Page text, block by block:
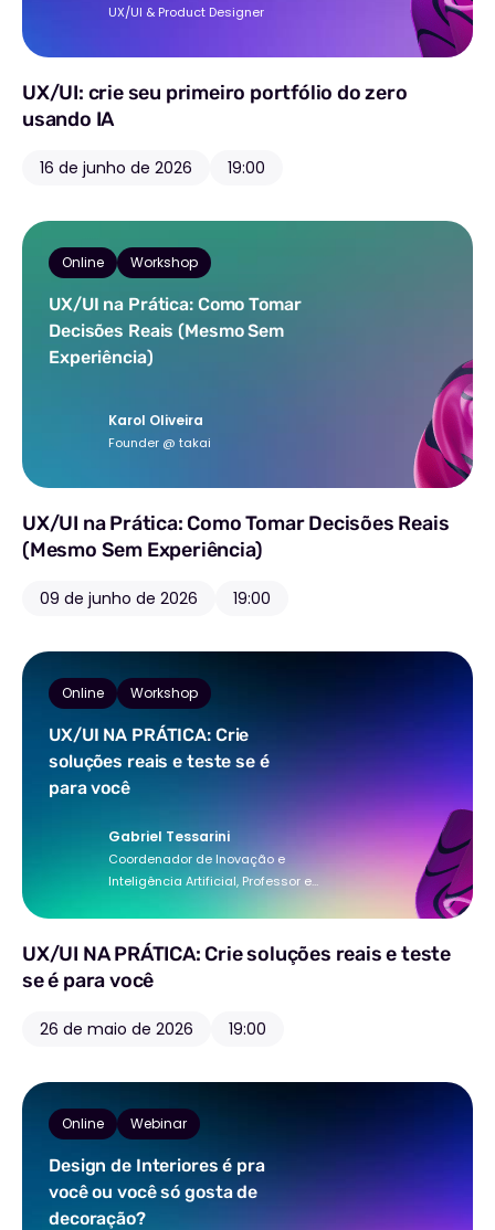
UX/UI & Product Designer
UX/UI: crie seu primeiro portfólio do zero
usando IA
16 de junho de 2026 19:00
Online Workshop
UX/UI na Prática: Como Tomar
Decisões Reais (Mesmo Sem
Experiência)
Karol Oliveira
Founder @ takai
UX/UI na Prática: Como Tomar Decisões Reais
(Mesmo Sem Experiência)
09 de junho de 2026 19:00
Online Workshop
UX/UI NA PRÁTICA: Crie
soluções reais e teste se é
para você
Gabriel Tessarini
Coordenador de Inovação e
Inteligência Artificial, Professor e
UX/UI NA PRÁTICA: Crie soluções reais e teste
se é para você
26 de maio de 2026 19:00
Online Webinar
Design de Interiores é pra
você ou você só gosta de
decoração?